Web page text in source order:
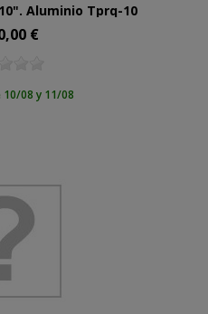
Aluminio Tprq-10
€
10/08 y 11/08